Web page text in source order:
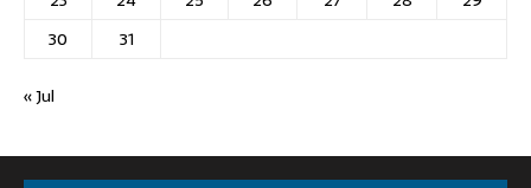
30
31
« Jul